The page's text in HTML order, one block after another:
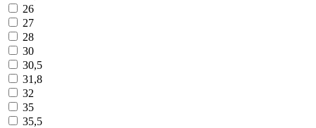
26
27
28
30
30,5
31,8
32
35
35,5